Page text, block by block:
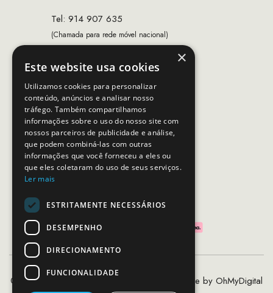
Tel: 914 907 635
(Chamada para rede móvel nacional)
Horário de contacto:
Dias úteis das 10h as 19h
SEGUE-NOS
PAGAMENTOS SEGUROS
©2020 - 2026 MCS - Mob Crew Store | Made by OhMyDigital
×
Este website usa cookies
Utilizamos cookies para personalizar
conteúdo, anúncios e analisar nosso
tráfego. Também compartilhamos
informações sobre o uso do nosso site com
nossos parceiros de publicidade e análise,
que podem combiná-las com outras
informações que você forneceu a eles ou
que eles coletaram do uso de seus serviços.
Ler mais
ESTRITAMENTE NECESSÁRIOS
DESEMPENHO
DIRECIONAMENTO
FUNCIONALIDADE